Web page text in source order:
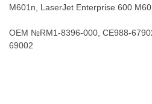
M601n, LaserJet Enterprise 600
OEM №RM1-8396-000, CE988-
69002